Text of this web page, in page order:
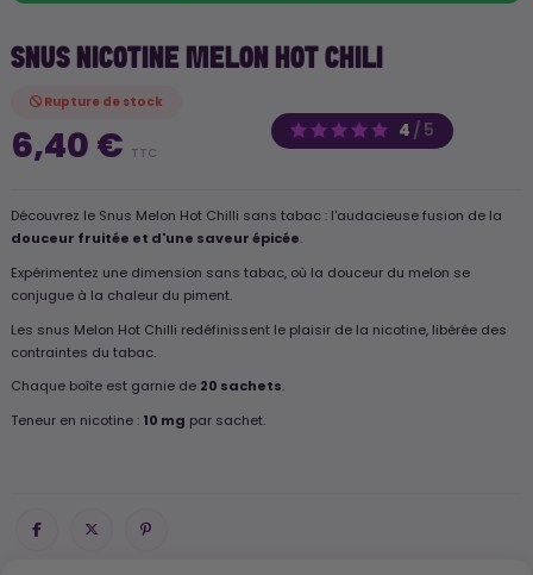
SNUS NICOTINE MELON HOT CHILI
4 / 5
Rupture de stock
6,40 € TTC
Découvrez le Snus Melon Hot Chilli sans tabac : l'audacieuse fusion de la
douceur fruitée et d'une saveur épicée.
Expérimentez une dimension sans tabac, où la douceur du melon se
conjugue à la chaleur du piment.
Les snus Melon Hot Chilli redéfinissent le plaisir de la nicotine, libérée des
contraintes du tabac.
Chaque boîte est garnie de 20 sachets.
Teneur en nicotine : 10 mg par sachet.